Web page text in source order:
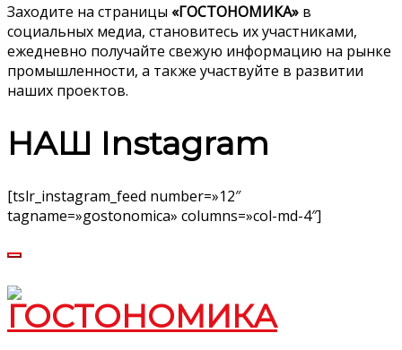
Заходите на страницы «ГОСТОНОМИКА» в
социальных медиа, становитесь их участниками,
ежедневно получайте свежую информацию на рынке
промышленности, а также участвуйте в развитии
наших проектов.
НАШ Instagram
[tslr_instagram_feed number=»12″
tagname=»gostonomica» columns=»col-md-4″]